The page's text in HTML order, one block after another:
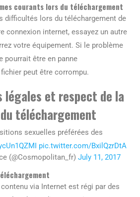
courants lors du téléchargement
difficultés lors du téléchargement de
connexion internet, essayez un autre
votre équipement. Si le problème
pourrait être en panne
peut être corrompu.
légales et respect de la
téléchargement
sexuelles préférées des
pic.twitter.com/BxilQzrDtA
(@Cosmopolitan_fr) July 11, 2017
via Internet est régi par des